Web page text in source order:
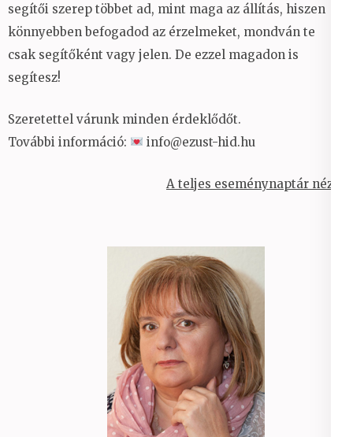
segítői szerep többet ad, mint maga az állítás, hiszen
könnyebben befogadod az érzelmeket, mondván te
csak segítőként vagy jelen. De ezzel magadon is
segítesz!
Szeretettel várunk minden érdeklődőt.
További információ:
info@ezust-hid.hu
A teljes eseménynaptár nézet